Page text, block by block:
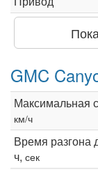
GMC
Максимальная
км/ч
Время разгона
ч, сек